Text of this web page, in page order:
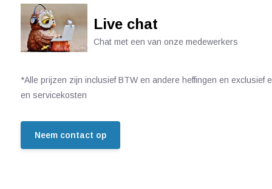
Live chat
Chat met een van onze medewerkers
*Alle prijzen zijn inclusief BTW en andere heffingen en exclusief
en servicekosten
Neem contact op